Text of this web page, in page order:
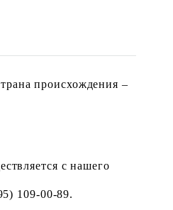
происхождения –
с нашего
109-00-89.